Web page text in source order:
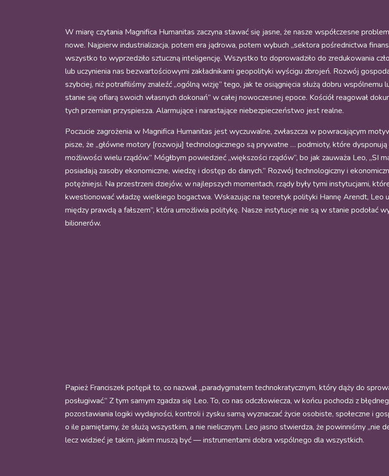
W miarę czytania Magnifica Humanitas zaczyna stawać się jasne, że nasze współczesne
nowe. Najpierw industrializacja, potem era jądrowa, potem wybuch „sektora pośrednictwa
wszystko to wyprzedziło sztuczną inteligencję. Wszystko to doprowadziło do zredukowania
lub uczynienia nas bezwartościowymi zakładnikami geopolityki wyścigu zbrojeń. Rozwój
szybciej, niż potrafiliśmy znaleźć „ogólną wizję” tego, jak te osiągnięcia służą dobru
stanie się ofiarą swoich własnych dokonań” w całej nowoczesnej epoce. Kościół reagował
tych przemian przyspiesza. Alarmujące i narastające niebezpieczeństwo jest realne.
Poczucie zagrożenia w Magnifica Humanitas jest wyczuwalne, zwłaszcza w powracającym
pisze, że „główne motory [rozwoju] technologicznego są prywatne … podmioty, które
możliwości wielu rządów.” Mógłbym powiedzieć „większości rządów”, bo jak zauważa Leo, „SI
posiadają zasoby ekonomiczne, wiedzę i dostęp do danych.” Rozwój technologiczny i
potężniejsi. Na przestrzeni dziejów, w najlepszych momentach, rządy były tymi instytucjami,
kwestionować władzę wielkiego bogactwa. Wskazując na teoretyk polityki Hannę Arendt, Leo
między prawdą a fałszem”, która umożliwia politykę. Nasze instytucje nie są w stanie podołać
bilionerów.
Papież Franciszek potępił to, co nazwał „paradygmatem technokratycznym, który dąży do
posługiwać.” Z tym samym zgadza się Leo. To, co nas odczłowiecza, w końcu pochodzi z
pozostawiania logiki wydajności, kontroli i zysku samą wyznaczać życie osobiste, społeczne i
o ile pamiętamy, że służą wszystkim, a nie nielicznym. Leo jasno stwierdza, że powinniśmy „nie
lecz widzieć je takim, jakim muszą być — instrumentami dobra wspólnego dla wszystkich.